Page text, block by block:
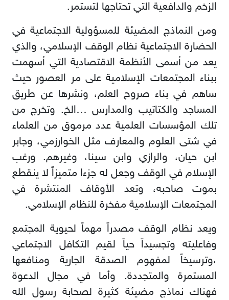
الزخم والدافعية التي تحتاجها لتستمر.
ومن النماذج المضيئة للمسؤولية الاجتماعية في
الحضارة الاجتماعية نظام الوقف الإسلامي، والذي
يعد من أسمى الأنظمة الاقتصادية التي أسهمت
ببناء المجتمعات الإسلامية على مر العصور حيث
ساهم في بناء صروح العلم، ونشرها عن طريق
المساجد والكتاتيب والمدارس …الخ. وتخرج من
تلك المؤسسات العلمية عدد مرموق من العلماء
في شتى العلوم والمعارف مثل الخوارزمي، وجابر
ابن حيان، والرازي وابن سينا، وغيرهم. ورغب
الإسلام في الوقف وجعل له جزءا متميزاً لا ينقطع
بموت صاحبه، وتعد الأوقاف المنتشرة في
المجتمعات الإسلامية مفخرة للنظام الإسلامي.
ويعد نظام الوقف مصدراً مهماً لحيوية المجتمع
وفاعليته وتجسيداً حياً لقيم التكافل الاجتماعي
،وترسيخاً لمفهوم الصدقة الجارية ومنافعها
المستمرة والمتجددة. وأما في مجال الدعوة
فهناك نماذج مضيئة كثيرة لصحابة رسول الله